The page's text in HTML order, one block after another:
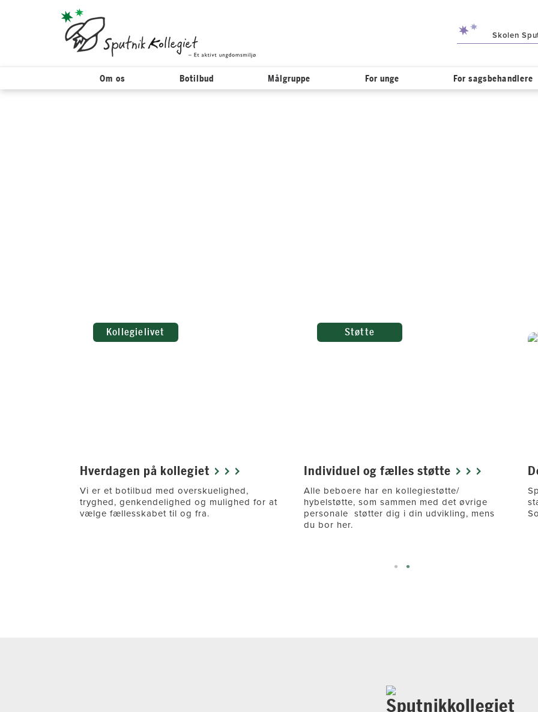
Hop
Skolen
Om os Botilbud Målgruppe For unge For sagsbehandlere
Kollegielivet
Hverdagen på kollegiet
Vi er et botilbud med overskuelighed,
tryghed, genkendelighed og mulighed for at
vælge fællesskabet til og fra.
Støtte
Individuel og fælles støtte
Alle beboere har en kollegiestøtte/
hybelstøtte, som sammen med det øvrige
personale støtter dig i din udvikling, mens
du bor her.